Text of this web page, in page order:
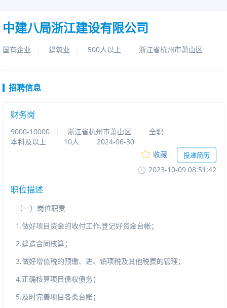
中建八局浙江建设有限公司
国有企业 建筑业 500人以上 浙江省杭州市萧山区
招聘信息
财务岗
9000-10000 浙江省杭州市萧山区
全职
本科及以上
10人
2024-06-30
收藏
投递简历
2023-10-0908:51:42
职位描述
（一）岗位职责
1.做好项目资金的收付工作,登记好资金台帐；
2.建造合同核算；
3.做好增值税的预缴、进、销项税及其他税费的管理；
4.正确核算项目债权债务；
5.及时完善项目各类台账；